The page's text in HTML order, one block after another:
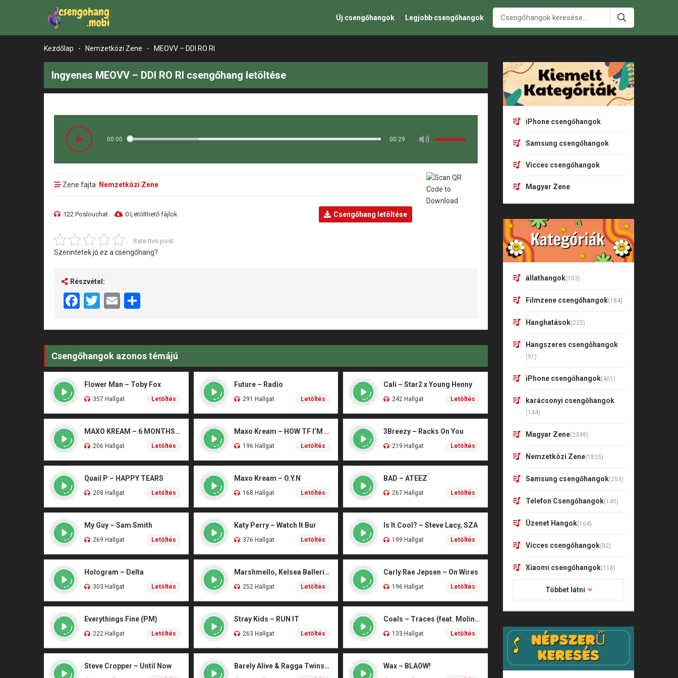
Új csengőhangok Legjobb csengőhangok
Kezdőlap - Nemzetközi Zene - MEOVV – DDI RO RI
Ingyenes MEOVV – DDI RO RI csengőhang letöltése
00:00 00:29
Zene fajta: Nemzetközi Zene
122 Poslouchat 0 Letölthető fájlok Csengőhang letöltése
Rate this post
Szerintetek jó ez a csengőhang?
Részvétel:
Facebook
Twitter
Email
Csengőhangok azonos témájú
Flower Man – Toby Fox
357 Hallgat Letöltés
Future – Radio
291 Hallgat Letöltés
Cali – Star2 x Young Henny
242 Hallgat Letöltés
MAXO KREAM – 6 MONTHS CLEAN
206 Hallgat Letöltés
Maxo Kream – HOW TF I’M LUCKY
196 Hallgat Letöltés
3Breezy – Racks On You
219 Hallgat Letöltés
Quail P – HAPPY TEARS
208 Hallgat Letöltés
Maxo Kream – O.Y.N
168 Hallgat Letöltés
BAD – ATEEZ
267 Hallgat Letöltés
My Guy – Sam Smith
269 Hallgat Letöltés
Katy Perry – Watch It Bur
376 Hallgat Letöltés
Is It Cool? – Steve Lacy, SZA
199 Hallgat Letöltés
Hologram – Delta
303 Hallgat Letöltés
Marshmello, Kelsea Ballerini – Another Drink
252 Hallgat Letöltés
Carly Rae Jepsen – On Wires
196 Hallgat Letöltés
Everythings Fine (PM)
222 Hallgat Letöltés
Stray Kids – RUN IT
263 Hallgat Letöltés
Coals – Traces (feat. Molina)
133 Hallgat Letöltés
Steve Cropper – Until Now Barely Alive & Ragga Twins – We Set It Wax – BLAOW!
iPhone csengőhangok
Samsung csengőhangok
Vicces csengőhangok
Magyar Zene
állathangok(103)
Filmzene csengőhangok(184)
Hanghatások(225)
Hangszeres csengőhangok
(91)
iPhone csengőhangok(401)
karácsonyi csengőhangok
(144)
Magyar Zene(2349)
Nemzetközi Zene(1835)
Samsung csengőhangok(253)
Telefon Csengőhangok(145)
Üzenet Hangok(164)
Vicces csengőhangok(82)
Xiaomi csengőhangok(118)
Többet látni